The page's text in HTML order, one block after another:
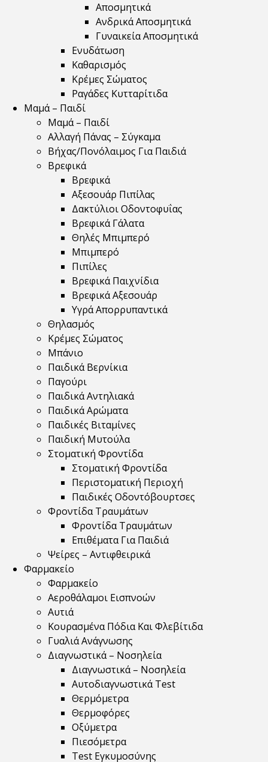
Αποσμητικά
Ανδρικά Αποσμητικά
Γυναικεία Αποσμητικά
Ενυδάτωση
Καθαρισμός
Κρέμες Σώματος
Ραγάδες Κυτταρίτιδα
Μαμά – Παιδί
Μαμά – Παιδί
Αλλαγή Πάνας – Σύγκαμα
Βήχας/Πονόλαιμος Για Παιδιά
Βρεφικά
Βρεφικά
Αξεσουάρ Πιπίλας
Δακτύλιοι Οδοντοφυΐας
Βρεφικά Γάλατα
Θηλές Μπιμπερό
Μπιμπερό
Πιπίλες
Βρεφικά Παιχνίδια
Βρεφικά Αξεσουάρ
Υγρά Απορρυπαντικά
Θηλασμός
Κρέμες Σώματος
Μπάνιο
Παιδικά Βερνίκια
Παγούρι
Παιδικά Αντηλιακά
Παιδικά Αρώματα
Παιδικές Βιταμίνες
Παιδική Μυτούλα
Στοματική Φροντίδα
Στοματική Φροντίδα
Περιστοματική Περιοχή
Παιδικές Οδοντόβουρτσες
Φροντίδα Τραυμάτων
Φροντίδα Τραυμάτων
Επιθέματα Για Παιδιά
Ψείρες – Αντιφθειρικά
Φαρμακείο
Φαρμακείο
Αεροθάλαμοι Εισπνοών
Αυτιά
Κουρασμένα Πόδια Και Φλεβίτιδα
Γυαλιά Ανάγνωσης
Διαγνωστικά – Νοσηλεία
Διαγνωστικά – Νοσηλεία
Αυτοδιαγνωστικά Test
Θερμόμετρα
Θερμοφόρες
Οξύμετρα
Πιεσόμετρα
Test Εγκυμοσύνης